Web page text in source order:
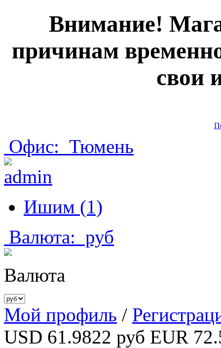
Внимание!
причинам
свои
Офис: Тюмень
Ишим (1)
Валюта: руб
Валюта
Мой профиль /
USD 61.9822 руб EUR